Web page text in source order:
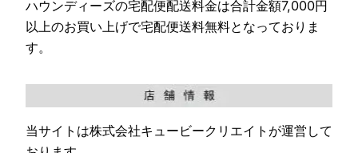
ハウンディーズの宅配便配送料金は合計金額7,000円
以上のお買い上げで宅配便送料無料となっておりま
す。
当サイトは株式会社キュービークリエイトが運営して